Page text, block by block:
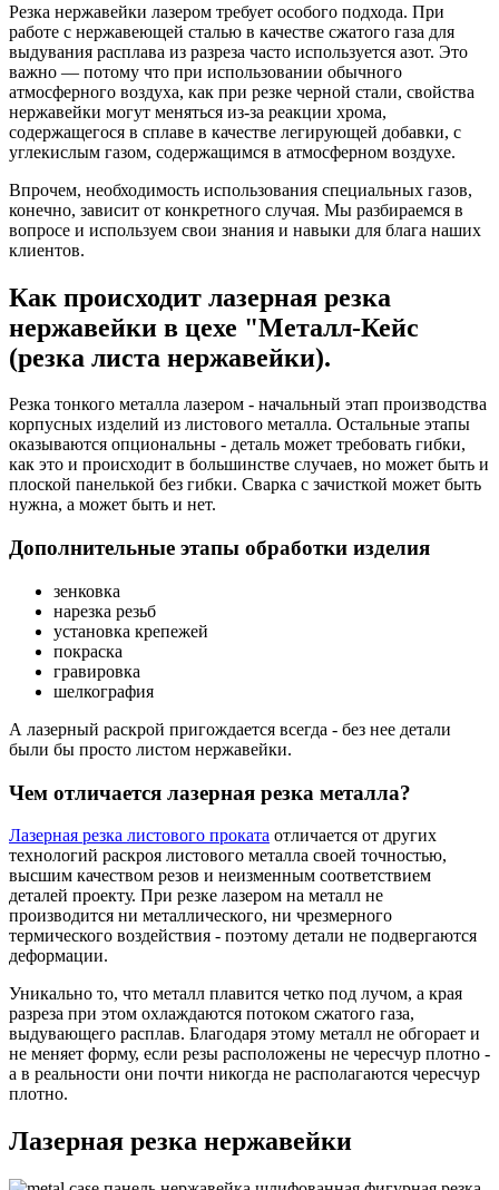
Резка нержавейки лазером требует особого подхода. При
работе с нержавеющей сталью в качестве сжатого газа для
выдувания расплава из разреза часто используется азот. Это
важно — потому что при использовании обычного
атмосферного воздуха, как при резке черной стали, свойства
нержавейки могут меняться из‑за реакции хрома,
содержащегося в сплаве в качестве легирующей добавки, с
углекислым газом, содержащимся в атмосферном воздухе.
Впрочем, необходимость использования специальных газов,
конечно, зависит от конкретного случая. Мы разбираемся в
вопросе и используем свои знания и навыки для блага наших
клиентов.
Как происходит лазерная резка
нержавейки в цехе "Металл-Кейс
(резка листа нержавейки).
Резка тонкого металла лазером - начальный этап производства
корпусных изделий из листового металла. Остальные этапы
оказываются опциональны - деталь может требовать гибки,
как это и происходит в большинстве случаев, но может быть и
плоской панелькой без гибки. Сварка с зачисткой может быть
нужна, а может быть и нет.
Дополнительные этапы обработки изделия
зенковка
нарезка резьб
установка крепежей
покраска
гравировка
шелкография
А лазерный раскрой пригождается всегда - без нее детали
были бы просто листом нержавейки.
Чем отличается лазерная резка металла?
Лазерная резка листового проката отличается от других
технологий раскроя листового металла своей точностью,
высшим качеством резов и неизменным соответствием
деталей проекту. При резке лазером на металл не
производится ни металлического, ни чрезмерного
термического воздействия - поэтому детали не подвергаются
деформации.
Уникально то, что металл плавится четко под лучом, а края
разреза при этом охлаждаются потоком сжатого газа,
выдувающего расплав. Благодаря этому металл не обгорает и
не меняет форму, если резы расположены не чересчур плотно -
а в реальности они почти никогда не располагаются чересчур
плотно.
Лазерная резка нержавейки